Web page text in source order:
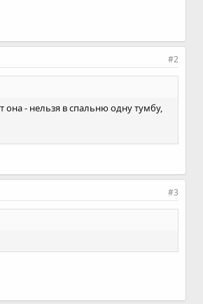
#2
она - нельзя в спальню одну тумбу,
#3